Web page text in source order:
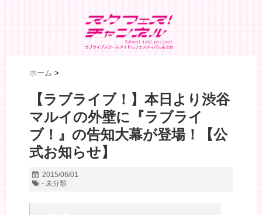
ホーム >
【ラブライブ！】本日より渋谷
マルイの外壁に『ラブライ
ブ！』の告知大幕が登場！【公
式お知らせ】
2015/06/01
- 未分類